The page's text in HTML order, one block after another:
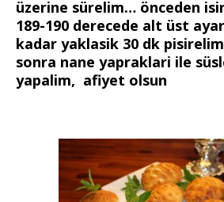
üzerine sürelim… önceden
189-190 derecede alt üst
kadar yaklasik 30 dk
sonra nane yapraklari ile
yapalim, afiyet olsun